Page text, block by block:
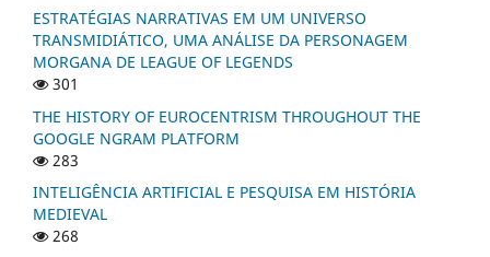
ESTRATÉGIAS NARRATIVAS EM UM UNIVERSO
TRANSMIDIÁTICO, UMA ANÁLISE DA PERSONAGEM
MORGANA DE LEAGUE OF LEGENDS
301
THE HISTORY OF EUROCENTRISM THROUGHOUT THE
GOOGLE NGRAM PLATFORM
283
INTELIGÊNCIA ARTIFICIAL E PESQUISA EM HISTÓRIA
MEDIEVAL
268